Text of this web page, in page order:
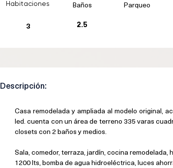
Habitaciones
3
Baños
2.5
Parqueo
Descripción:
Casa remodelada y ampliada al modelo original,
led. cuenta con un área de terreno 335 varas
closets con 2 baños y medios.
Sala, comedor, terraza, jardín, cocina
1200 lts, bomba de agua hidroeléctrica, luces